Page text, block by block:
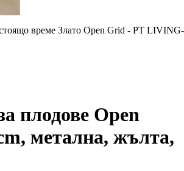
плодове Open
метална, жълта,